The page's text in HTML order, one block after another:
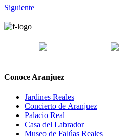
Siguiente
Conoce Aranjuez
Jardines Reales
Concierto de Aranjuez
Palacio Real
Casa del Labrador
Museo de Falúas Reales